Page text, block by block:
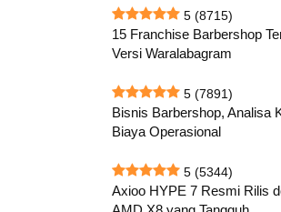
5 (8715)
15 Franchise Barbershop
Versi Waralabagram
5 (7891)
Bisnis Barbershop, Analisa
Biaya Operasional
5 (5344)
Axioo HYPE 7 Resmi Rilis